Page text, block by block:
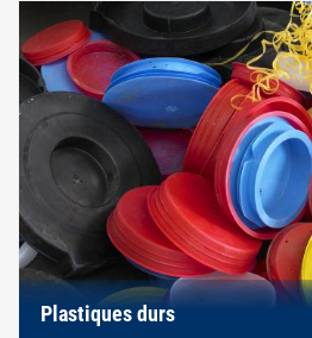
Plastiques durs